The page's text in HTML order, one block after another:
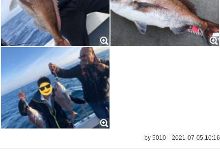
by 5010 2021-07-05 10:16